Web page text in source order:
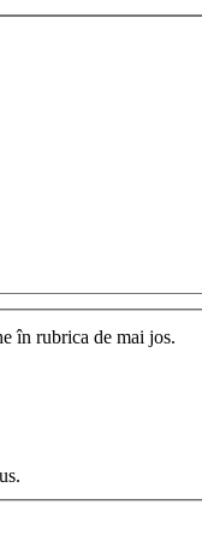
în rubrica de mai jos.